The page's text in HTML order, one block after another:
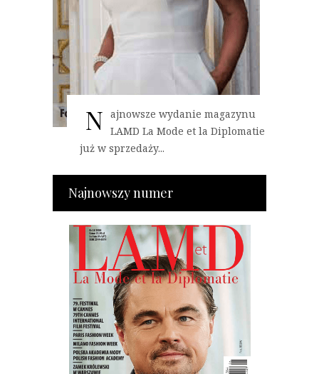
N ajnowsze wydanie magazynu
LAMD La Mode et la Diplomatie
już w sprzedaży...
Najnowszy numer